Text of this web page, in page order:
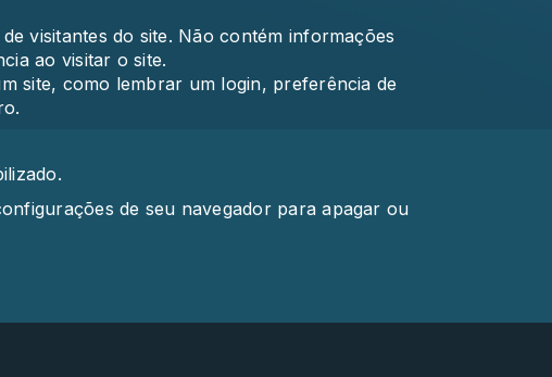
visitantes do site. Não contém informações
ao visitar o site.
site, como lembrar um login, preferência de
de seu navegador para apagar ou